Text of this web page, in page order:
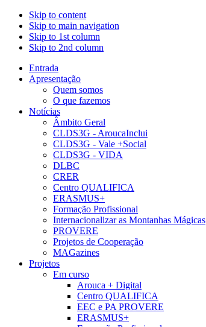
Skip to content
Skip to main navigation
Skip to 1st column
Skip to 2nd column
Entrada
Apresentação
Quem somos
O que fazemos
Notícias
Âmbito Geral
CLDS3G - AroucaInclui
CLDS3G - Vale +Social
CLDS3G - VIDA
DLBC
CRER
Centro QUALIFICA
ERASMUS+
Formação Profissional
Internacionalizar as Montanhas Mágicas
PROVERE
Projetos de Cooperação
MAGazines
Projetos
Em curso
Arouca + Digital
Centro QUALIFICA
EEC e PA PROVERE
ERASMUS+